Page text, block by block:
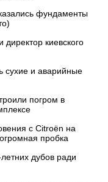
фундаменты
киевского
сухие и аварийные
погром в
с Citroën на
пробка
дубов ради